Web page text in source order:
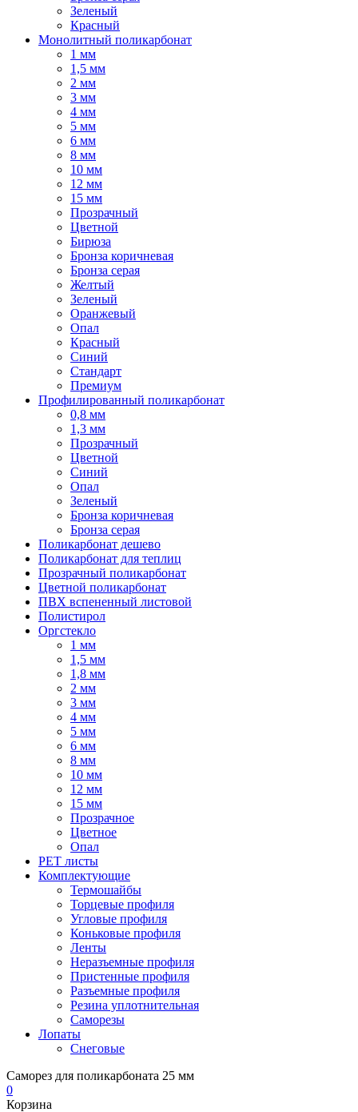
Зеленый
Красный
Монолитный поликарбонат
1 мм
1,5 мм
2 мм
3 мм
4 мм
5 мм
6 мм
8 мм
10 мм
12 мм
15 мм
Прозрачный
Цветной
Бирюза
Бронза коричневая
Бронза серая
Желтый
Зеленый
Оранжевый
Опал
Красный
Синий
Стандарт
Премиум
Профилированный поликарбонат
0,8 мм
1,3 мм
Прозрачный
Цветной
Синий
Опал
Зеленый
Бронза коричневая
Бронза серая
Поликарбонат дешево
Поликарбонат для теплиц
Прозрачный поликарбонат
Цветной поликарбонат
ПВХ вспененный листовой
Полистирол
Оргстекло
1 мм
1,5 мм
1,8 мм
2 мм
3 мм
4 мм
5 мм
6 мм
8 мм
10 мм
12 мм
15 мм
Прозрачное
Цветное
Опал
PET листы
Комплектующие
Термошайбы
Торцевые профиля
Угловые профиля
Коньковые профиля
Ленты
Неразъемные профиля
Пристенные профиля
Разъемные профиля
Резина уплотнительная
Саморезы
Лопаты
Снеговые
Саморез для поликарбоната 25 мм
0
Корзина